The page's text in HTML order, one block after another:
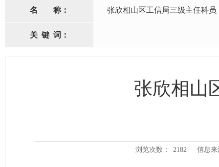
名 称： 张欣相山区工信局三级主任科员
关 键 词：
张欣相山
浏览次数： 2182 信息